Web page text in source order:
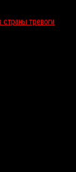
страны тревоги